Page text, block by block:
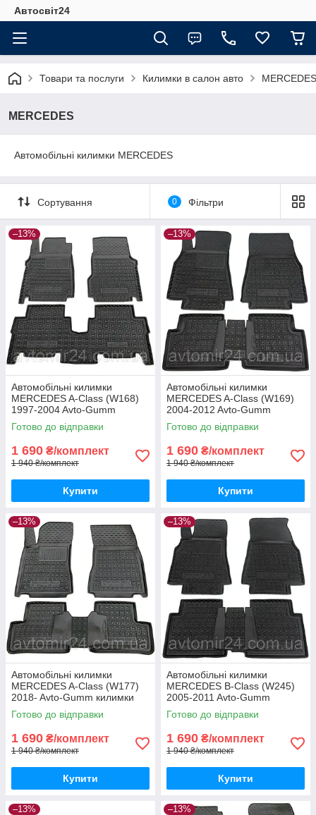
Автосвіт24
Товари та послуги Килимки в салон авто MERCEDES
MERCEDES
Автомобільні килимки MERCEDES
Сортування 0 Фільтри
–13%
Автомобільні килимки
MERCEDES A-Class (W168)
1997-2004 Avto-Gumm
килимки для авто МЕРСЕДЕС
А-Класс (В168) 1997-2004
Готово до відправки
1 690 ₴/комплект
1 940 ₴/комплект
Купити
–13%
Автомобільні килимки
MERCEDES A-Class (W169)
2004-2012 Avto-Gumm
килимки для авто МЕРСЕДЕС
А-Класс (В169) 2004-2012
Готово до відправки
1 690 ₴/комплект
1 940 ₴/комплект
Купити
–13%
Автомобільні килимки
MERCEDES A-Class (W177)
2018- Avto-Gumm килимки
для авто МЕРСЕДЕС А-Класс
(В177) 2018- Автогум
Готово до відправки
1 690 ₴/комплект
1 940 ₴/комплект
Купити
–13%
Автомобільні килимки
MERCEDES B-Class (W245)
2005-2011 Avto-Gumm
килимки для авто МЕРСЕДЕС
Б-Класс (В245) 2005-2011
Готово до відправки
1 690 ₴/комплект
1 940 ₴/комплект
Купити
–13% –13%